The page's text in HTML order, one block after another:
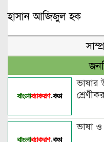
হাসান আজিজুল হক
ভাষার
ভাষা